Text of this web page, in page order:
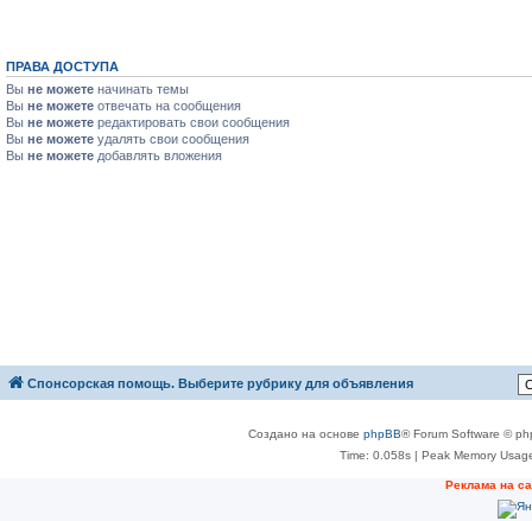
ПРАВА ДОСТУПА
Вы не можете начинать темы
Вы не можете отвечать на сообщения
Вы не можете редактировать свои сообщения
Вы не можете удалять свои сообщения
Вы не можете добавлять вложения
Спонсорская помощь. Выберите рубрику для объявления
Создано на основе phpBB® Forum Software ©
Time: 0.058s| Peak Memory
Реклама на